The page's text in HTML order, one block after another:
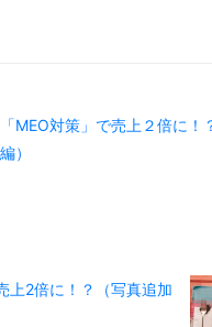
「MEO対策」で売上２倍に！
編）
上2倍に！？（写真追加